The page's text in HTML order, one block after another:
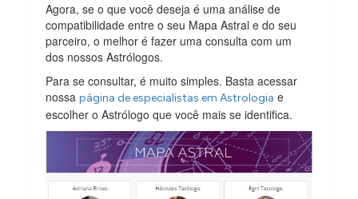
Agora, se o que você deseja é uma análise de
compatibilidade entre o seu Mapa Astral e do seu
parceiro, o melhor é fazer uma consulta com um
dos nossos Astrólogos.
Para se consultar, é muito simples. Basta acessar
nossapágina de especialistas em Astrologia e
escolher o Astrólogo que você mais se identifica.